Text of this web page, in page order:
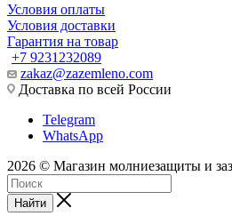
Условия оплаты
Условия доставки
Гарантия на товар
+7 9231232089
zakaz@zazemleno.com
Доставка по всей России
Telegram
WhatsApp
2026 © Магазин молниезащиты и
Найти